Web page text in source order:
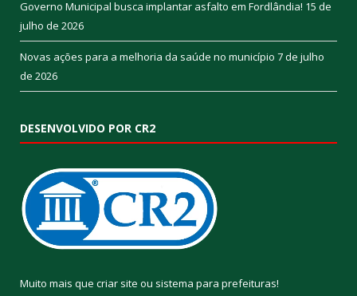
Governo Municipal busca implantar asfalto em Fordlândia! 15 de
julho de 2026
Novas ações para a melhoria da saúde no município 7 de julho
de 2026
DESENVOLVIDO POR CR2
Muito mais que criar site ou sistema para prefeituras!